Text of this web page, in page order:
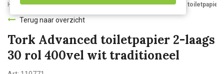
Home Webshop Hygienepapier Toiletpapier Tork Advanced toiletpapier
Terug naar overzicht
Tork Advanced toiletpapier 2-laags
30 rol 400vel wit traditioneel